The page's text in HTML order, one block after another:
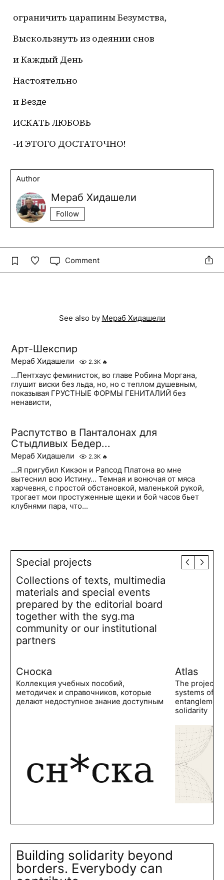
ограничить царапины Безумства,
Выскользнуть из одеянии снов
и Каждый День
Настоятельно
и Везде
ИСКАТЬ ЛЮБОВЬ
-И ЭТОГО ДОСТАТОЧНО!
Author
Мераб Хидашели
Follow
Comment
See also by Мераб Хидашели
Арт-Шекспир
Мераб Хидашели 2.3K 🔥
…Пентхаус феминисток, во главе Робина Моргана,
глушит виски без льда, но, но с теплом душевным,
показывая ГРУСТНЫЕ ФОРМЫ ГЕНИТАЛИЙ без
ненависти,
Распутство в Панталонах для
Стыдливых Бедер...
Мераб Хидашели 2.3K 🔥
…Я пригубил Кикэон и Рапсод Платона во мне
вытеснил всю Истину… Темная и вонючая от мяса
харчевня, с простой обстановкой, маленькой рукой,
трогает мои простуженные щеки и бой часов бьет
клубнями пара, что...
Special projects
Collections of texts, multimedia
materials and special events
prepared by the editorial board
together with the syg.ma
community or our institutional
partners
Сноска
Коллекция учебных пособий,
методичек и справочников, которые
делают недоступное знание доступным
Atlas
The project
systems of
solidarity
Building solidarity beyond
borders. Everybody can